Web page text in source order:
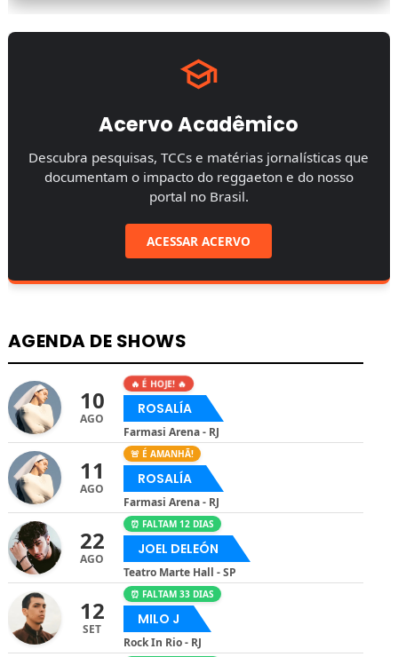
Acervo Acadêmico
Descubra pesquisas, TCCs e matérias jornalísticas que
documentam o impacto do reggaeton e do nosso
portal no Brasil.
ACESSAR ACERVO
AGENDA DE SHOWS
10
AGO
🔥 É HOJE! 🔥
ROSALÍA
Farmasi Arena - RJ
11
AGO
🚨 É AMANHÃ!
ROSALÍA
Farmasi Arena - RJ
22
AGO
⏰ FALTAM 12 DIAS
JOEL DELEÓN
Teatro Marte Hall - SP
12
SET
⏰ FALTAM 33 DIAS
MILO J
Rock In Rio - RJ